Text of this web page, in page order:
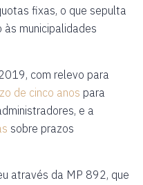
fixas, o que sepulta
às municipalidades
com relevo para
de cinco anos para
e a
sobre prazos
através da MP 892, que